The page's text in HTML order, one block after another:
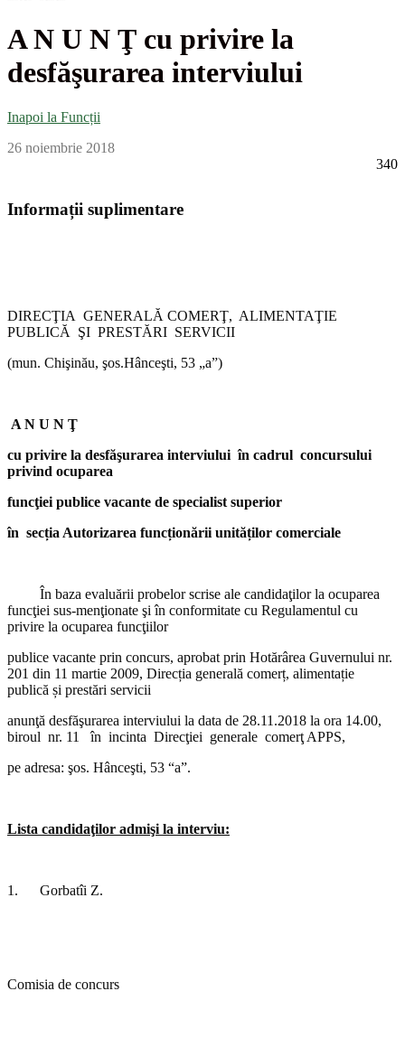
A N U N Ţ cu privire la
desfăşurarea interviului
Inapoi la Funcții
26 noiembrie 2018
340
Informații suplimentare
DIRECŢIA GENERALĂ COMERŢ, ALIMENTAŢIE
PUBLICĂ
ŞI PRESTĂRI SERVICII
(mun. Chişinău, şos.Hânceşti, 53 „a”)
A N U N Ţ
cu privire la desfăşurarea interviului în cadrul concursului
privind ocuparea
funcţiei publice vacante de specialist superior
în secția Autorizarea funcționării unităților comerciale
În baza evaluării probelor scrise ale candidaţilor la ocuparea
funcţiei sus-menţionate şi în conformitate cu Regulamentul cu
privire la ocuparea funcţiilor
publice vacante prin concurs, aprobat prin Hotărârea Guvernului nr.
201 din 11 martie 2009, Direcția generală comerț, alimentație
publică și prestări servicii
anunţă desfăşurarea interviului la data de 28.11.2018 la ora 14.00,
biroul nr. 11 în incinta Direcţiei generale comerţ APPS,
pe adresa: şos. Hânceşti, 53 “a”.
Lista candidaţilor admişi la interviu:
1. Gorbatîi Z.
Comisia de concurs